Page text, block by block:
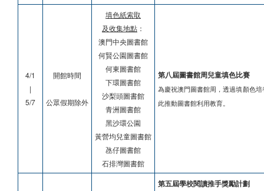
4/1
|
5/7
開館時間
公眾假期除外
填色紙索取
及收集地點 ：
澳門中央圖書館
何賢公園圖書館
何東圖書館
下環圖書館
沙梨頭圖書館
青洲圖書館
黑沙環公園
黃營均兒童圖書館
氹仔圖書館
石排灣圖書館
第八屆圖書館周兒童填色比賽
為慶祝澳門圖書館周，透過填顏色
此推動圖書館利用教育。
第五屆學校閱讀推手獎勵計劃